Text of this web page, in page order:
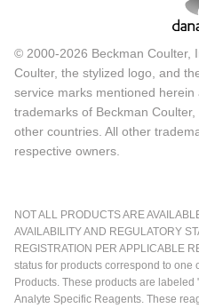
© 2000-2026 Beckman Coulter,
Coulter, the stylized logo, and
service marks mentioned
trademarks of Beckman
other countries. All other
respective owners.
NOT ALL PRODUCTS ARE
AVAILABILITY AND REGULATORY
REGISTRATION PER APPLICABLE
status for products correspond to one
Products. These products are labeled
Analyte Specific Reagents. These